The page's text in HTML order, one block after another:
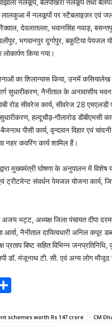
नलकूप, बेलपोखरा नलकूप तथा
लालकुआ में नलकूपों पर स्टैबलाइज़र
देवलातल्ला, भवानसिंह नवाड़,
भगवानपुर दुर्गापुर, बकुटिया
किया गया।
का शिलान्यास किया, उनमें कसियालेख से
सुधारीकरण, नैनीताल के अनावासीय भवन
रोड सीवरेज कार्य, सीवरेज 28
हल्दूचौड़‑गौलारोड डीबीएमसी
पीसी कार्य, वृन्दावन विहार एवं
नहर कवरिंग कार्य शामिल हैं।
मुख्यमंत्री घोषणा के अनुपालन में विशेष
एवं ट्रीटमेन्ट संवर्धन पेयजल योजना
भट्ट, अध्यक्ष जिला पंचायत दीपा
आर्या, नैनीताल दायित्वधारी अनिल कपूर
प्रताप बिष्ट सहित विभिन्न
डॉ. मंजूनाथ टी. सी. एवं अन्य लोग मौजूद
ar
schemes worth Rs 147 crore CM